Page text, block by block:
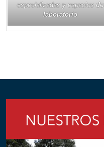
especializadas y espaciosde
laboratorio